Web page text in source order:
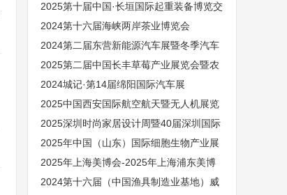
2025第十届中国·长垣国际起重装备博览交
易会
2024第十六届海峡两岸茶业博览会
2024第二届东营新能源汽车展暨冬季汽车
特卖会
2025第二届中国长丰草莓产业展览会暨农
资经销商发展大会
2024城记·第14届绵阳国际汽车展
2025中国西安国际航空航天暨无人机展览
会（航空展）
2025深圳时尚家居设计周暨40届深圳国际
家具展览会（SZCW）
2025年中国（山东）国际细胞生物产业展
会
2025年上海美博会-2025年上海浦东美博
会
2024第十六届（中国渔具制造业基地）威